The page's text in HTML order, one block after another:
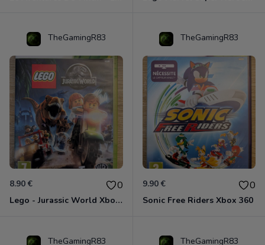
TheGamingR83
8.90 € 0
Lego - Jurassic World Xbox 360
TheGamingR83
9.90 € 0
Sonic Free Riders Xbox 360
TheGamingR83 TheGamingR83